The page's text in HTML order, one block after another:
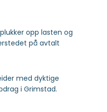
opp lasten og
på avtalt
med dyktige
i Grimstad.